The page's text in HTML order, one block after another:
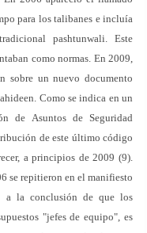
para los talibanes e incluía
pashtunwali. Este
como normas. En 2009,
sobre un nuevo documento
Como se indica en un
de Asuntos de Seguridad
de este último código
a principios de 2009 (9).
se repitieron en el manifiesto
a la conclusión de que los
"jefes de equipo", es